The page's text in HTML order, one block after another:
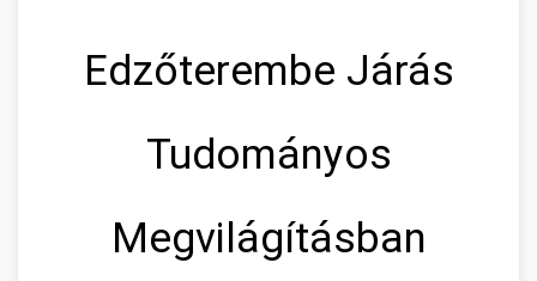
Edzőterembe Járás
Tudományos
Megvilágításban